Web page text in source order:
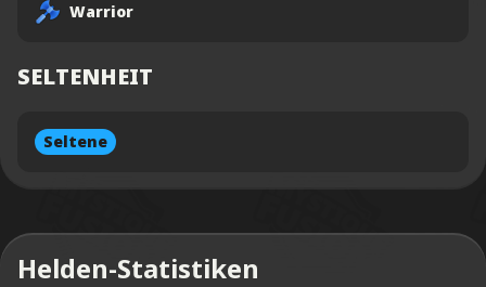
Warrior
SELTENHEIT
Seltene
Helden-Statistiken